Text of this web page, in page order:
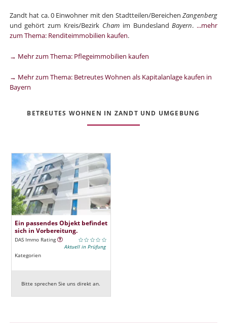
Zandt hat ca. 0 Einwohner mit den Stadtteilen/BereichenZangenberg
und gehört zum Kreis/Bezirk Chamim BundeslandBayern. ...mehr
zum Thema: Renditeimmobilien kaufen.
→ Mehr zum Thema: Pflegeimmobilien kaufen
→ Mehr zum Thema: Betreutes Wohnen als Kapitalanlage kaufen in
Bayern
BETREUTES WOHNEN IN ZANDT UND UMGEBUNG
Ein passendes Objekt befindet
sich in Vorbereitung.
DAS Immo Rating
Aktuell in Prüfung
Kategorien
Bitte sprechen Sie uns direkt an.